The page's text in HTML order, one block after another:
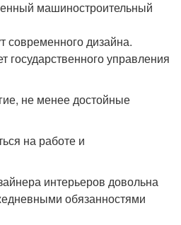
машиностроительный
современного дизайна.
государственного управления
не менее достойные
на работе и
интерьеров довольна
обязанностями